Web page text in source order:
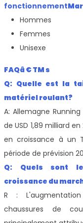
fonctionnement
Hommes
Femmes
Unisexe
FAQâ € TM s
Q: Quelle est la
matériel roulant?
A: Allemagne
de USD 1,89 milliard
en croissance à un
période de prévision
Q: Quels sont
croissance du
R :
chaussures de